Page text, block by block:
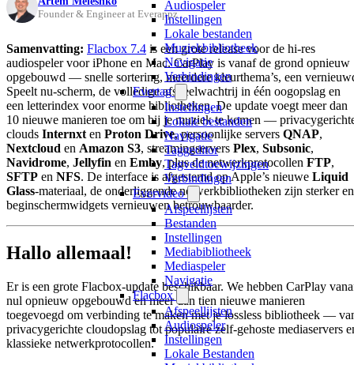
Audiospeler
Instellingen
Lokale bestanden
Muziekbibliotheek
Navigatie
Verbindingen
Evertag
Instellingen
Lokale bestanden
Navigatie
Taggeditor
Tagveldtoewijzingen
Verbindingen
Evervideo
Afspeellijsten
Bestanden
Instellingen
Mediabibliotheek
Mediaspeler
Navigatie
Flacbox
Afspeellijsten
Audiospeler
Instellingen
Lokale Bestanden
Founder & Engineer at Everappz
Samenvatting: Flacbox 7.4 is een grote release voor de hi-res
audiospeler voor iPhone en Mac. CarPlay is vanaf de grond opnieuw
opgebouwd — snelle sortering, meerdere kleurthema’s, een
Speelt nu-scherm, de volledige afspeelwachtrij in één oogopslag en
een letterindex voor enorme bibliotheken. De update voegt meer dan
10 nieuwe manieren toe om bij je muziek te komen —
clouds Internxt en Proton Drive, persoonlijke servers QNAP,
Nextcloud en Amazon S3, streamingservers Plex, Subsonic,
Navidrome, Jellyfin en Emby, plus de netwerkprotocollen FTP,
SFTP en NFS. De interface is afgestemd op Apple’s nieuwe Liquid
Glass-materiaal, de onderliggende netwerkbibliotheken zijn sterker en
beginschermwidgets vernieuwen betrouwbaarder.
Hallo allemaal!
Er is een grote Flacbox-update beschikbaar. We hebben CarPlay
nul opnieuw opgebouwd en meer dan tien nieuwe manieren
toegevoegd om verbinding te maken met je lossless bibliotheek —
privacygerichte cloudopslag tot populaire zelf-gehoste mediaservers
klassieke netwerkprotocollen.